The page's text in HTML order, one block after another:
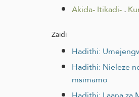
Akida- Itikadi-.
Zaidi
Hadithi:
Hadithi: Nieleze
msimamo